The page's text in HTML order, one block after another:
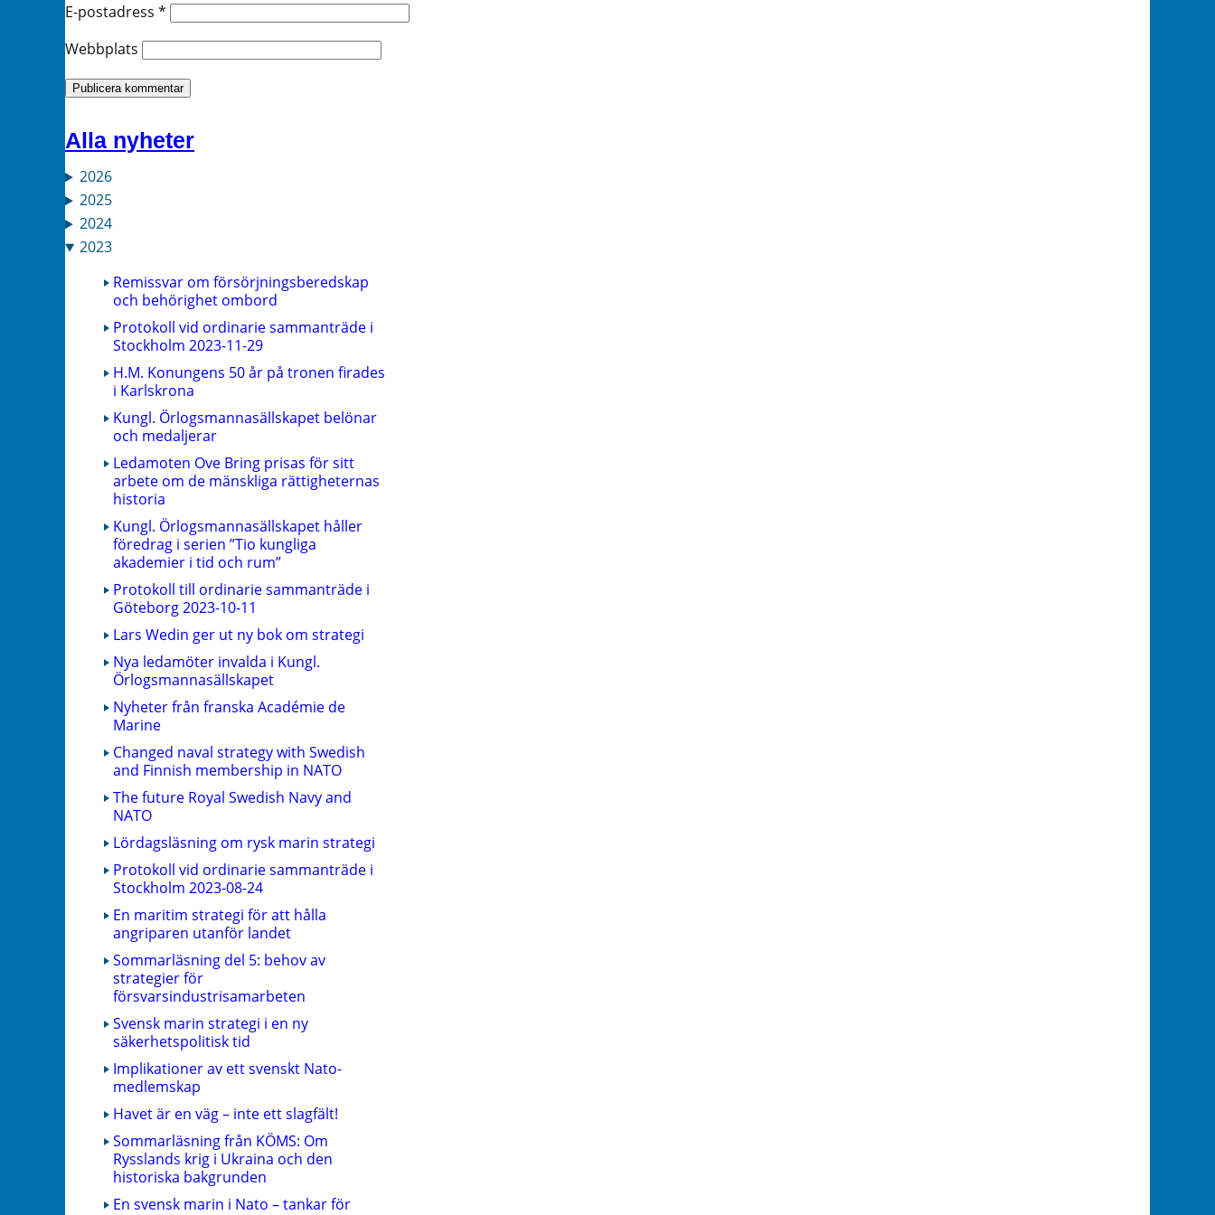
E-postadress *
Webbplats
Alla nyheter
2026
2025
2024
2023
Remissvar om försörjningsberedskap
och behörighet ombord
Protokoll vid ordinarie sammanträde i
Stockholm 2023-11-29
H.M. Konungens 50 år på tronen firades
i Karlskrona
Kungl. Örlogsmannasällskapet belönar
och medaljerar
Ledamoten Ove Bring prisas för sitt
arbete om de mänskliga rättigheternas
historia
Kungl. Örlogsmannasällskapet håller
föredrag i serien ”Tio kungliga
akademier i tid och rum”
Protokoll till ordinarie sammanträde i
Göteborg 2023-10-11
Lars Wedin ger ut ny bok om strategi
Nya ledamöter invalda i Kungl.
Örlogsmannasällskapet
Nyheter från franska Académie de
Marine
Changed naval strategy with Swedish
and Finnish membership in NATO
The future Royal Swedish Navy and
NATO
Lördagsläsning om rysk marin strategi
Protokoll vid ordinarie sammanträde i
Stockholm 2023-08-24
En maritim strategi för att hålla
angriparen utanför landet
Sommarläsning del 5: behov av
strategier för
försvarsindustrisamarbeten
Svensk marin strategi i en ny
säkerhetspolitisk tid
Implikationer av ett svenskt Nato-
medlemskap
Havet är en väg – inte ett slagfält!
Sommarläsning från KÖMS: Om
Rysslands krig i Ukraina och den
historiska bakgrunden
En svensk marin i Nato – tankar för